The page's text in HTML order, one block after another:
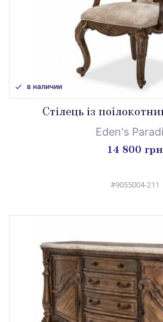
в наличии
Стілець із
Eden's
14 800 грн
#9055004-211